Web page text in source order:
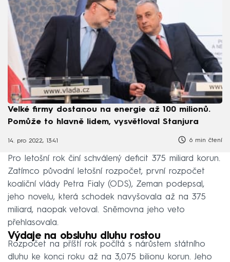
Velké firmy dostanou na energie až 100 milionů.
Pomůže to hlavně lidem, vysvětloval Stanjura
14. pro 2022, 13:41 6 min čtení
Pro letošní rok činí schválený deficit 375 miliard korun.
Zatímco původní letošní rozpočet, první rozpočet
koaliční vlády Petra Fialy (ODS), Zeman podepsal,
jeho novelu, která schodek navyšovala až na 375
miliard, naopak vetoval. Sněmovna jeho veto
přehlasovala.
Výdaje na obsluhu dluhu rostou
Rozpočet na příští rok počítá s nárůstem státního
dluhu ke konci roku až na 3,075 bilionu korun. Jeho